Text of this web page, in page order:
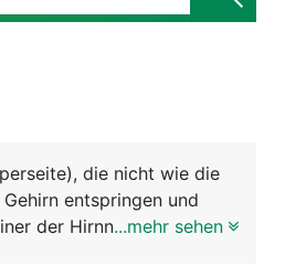
die nicht wie die
entspringen und
der Hirnnerven zieht bis
...mehr sehen